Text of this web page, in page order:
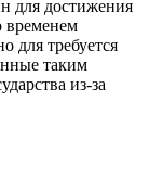
для достижения
временем
для требуется
таким
из-за